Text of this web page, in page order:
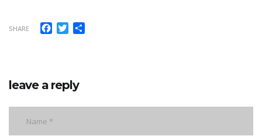
SHARE Facebook
Twitter
leave a reply